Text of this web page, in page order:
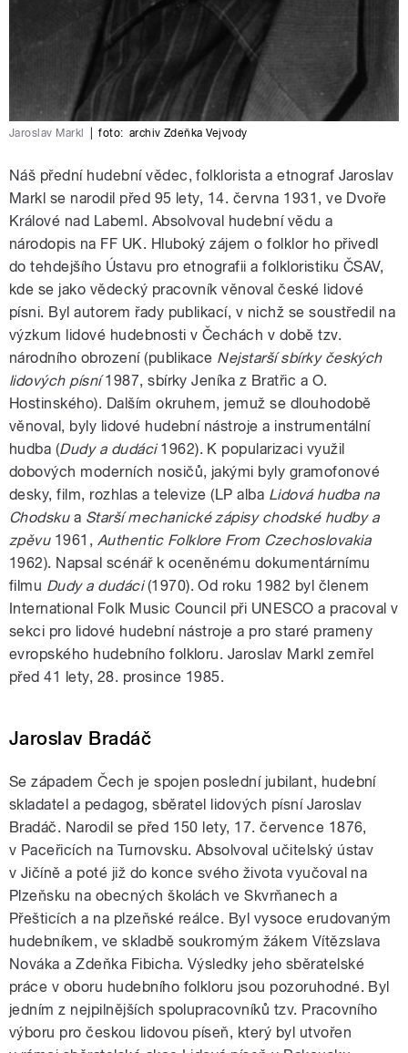
Jaroslav Markl foto: archiv Zdeňka Vejvody
Náš přední hudební vědec, folklorista a etnograf Jaroslav
Markl se narodil před 95 lety, 14. června 1931, ve Dvoře
Králové nad Labeml. Absolvoval hudební vědu a
národopis na FF UK. Hluboký zájem o folklor ho přivedl
do tehdejšího Ústavu pro etnografii a folkloristiku ČSAV,
kde se jako vědecký pracovník věnoval české lidové
písni. Byl autorem řady publikací, v nichž se soustředil na
výzkum lidové hudebnosti v Čechách v době tzv.
národního obrození (publikace Nejstarší sbírky českých
lidových písní1987, sbírky Jeníka z Bratřic a O.
Hostinského). Dalším okruhem, jemuž se dlouhodobě
věnoval, byly lidové hudební nástroje a instrumentální
hudba (Dudy a dudáci 1962). K popularizaci využil
dobových moderních nosičů, jakými byly gramofonové
desky, film, rozhlas a televize (LP alba Lidová hudba na
Chodskua Star­ší mechanické zápisy chodské hudby a
zpěvu1961, Authentic Fol­klore From Czechoslovakia
1962). Napsal scénář k oceněnému dokumentárnímu
filmu Dudy a dudáci(1970). Od roku 1982 byl členem
International Folk Music Council při UNESCO a pracoval v
sekci pro lidové hudební nástroje a pro staré prameny
evropského hudebního folkloru. Jaroslav Markl zemřel
před 41 lety, 28. prosince 1985.
Jaroslav Bradáč
Se západem Čech je spojen poslední jubilant, hudební
skladatel a pedagog, sběratel lidových písní Jaroslav
Bradáč. Narodil se před 150 lety, 17. července 1876,
v Paceřicích na Turnovsku. Absolvoval učitelský ústav
v Jičíně a poté již do konce svého života vyučoval na
Plzeňsku na obecných školách ve Skvrňanech a
Přešticích a na plzeňské reálce. Byl vysoce erudovaným
hudebníkem, ve skladbě soukromým žákem Vítězslava
Nováka a Zdeňka Fibicha. Výsledky jeho sběratelské
práce v oboru hudebního folkloru jsou pozoruhodné. Byl
jedním z nejpilnějších spolupracovníků tzv. Pracovního
výboru pro českou lidovou píseň, který byl utvořen